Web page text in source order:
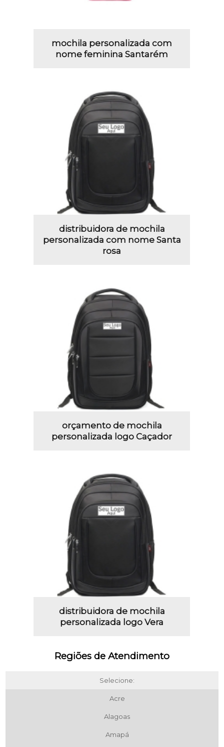
mochila personalizada com
nome feminina Santarém
distribuidora de mochila
personalizada com nome Santa
rosa
orçamento de mochila
personalizada logo Caçador
distribuidora de mochila
personalizada logo Vera
Regiões de Atendimento
Selecione:
Acre
Alagoas
Amapá